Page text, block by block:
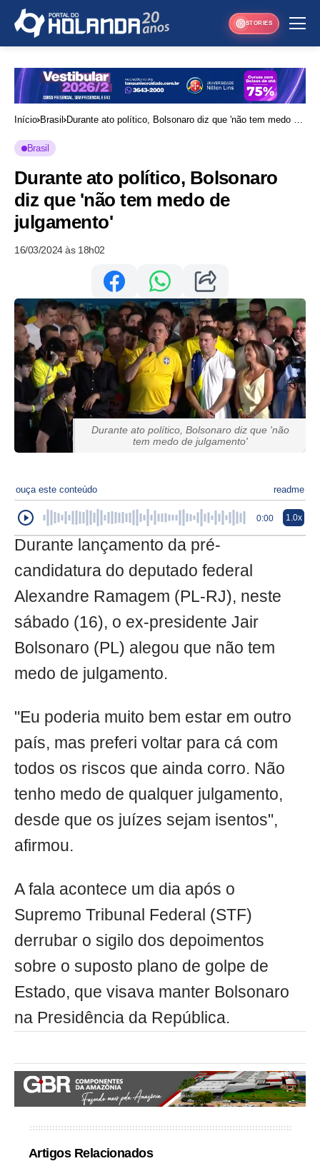
STORIES
Início Brasil
Durante ato político, Bolsonaro diz que 'não tem medo de
Brasil
Durante ato político, Bolsonaro
diz que 'não tem medo de
julgamento'
16/03/2024 às 18h02
Durante ato político, Bolsonaro diz que 'não
tem medo de julgamento'
ouça este conteúdo readme
0:00 1.0x
Durante lançamento da pré-
candidatura do deputado federal
Alexandre Ramagem (PL-RJ), neste
sábado (16), o ex-presidente Jair
Bolsonaro (PL) alegou que não tem
medo de julgamento.
"Eu poderia muito bem estar em outro
país, mas preferi voltar para cá com
todos os riscos que ainda corro. Não
tenho medo de qualquer julgamento,
desde que os juízes sejam isentos",
afirmou.
A fala acontece um dia após o
Supremo Tribunal Federal (STF)
derrubar o sigilo dos depoimentos
sobre o suposto plano de golpe de
Estado, que visava manter Bolsonaro
na Presidência da República.
Artigos Relacionados